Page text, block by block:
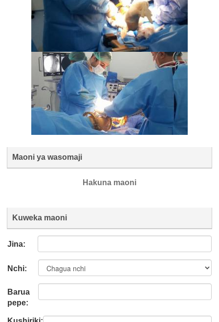
Maoni ya wasomaji
Hakuna maoni
Kuweka maoni
Jina:
Nchi:
Barua
pepe: